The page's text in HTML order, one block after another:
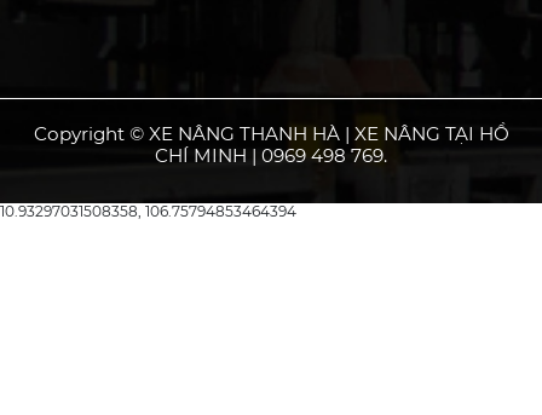
Copyright © XE NÂNG THANH HÀ | XE NÂNG TẠI HỒ
CHÍ MINH | 0969 498 769.
10.93297031508358, 106.75794853464394